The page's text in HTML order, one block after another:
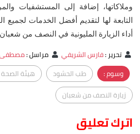
وملاكاتها، إضافة إلى المستشفيات
التابعة لها لتقديم أفضل الخدمات لجميع
أداء الزيارة المليونية في النصف من
تحرير:فارس الشريفي مراسل:مصطفى
وسوم :
طب الحشود
هيئة الصحة
زيارة النصف من شعبان
اترك تعليق